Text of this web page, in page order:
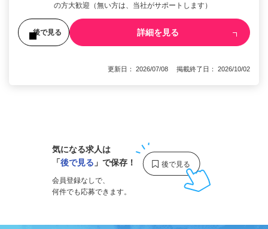
の方大歓迎（無い方は、当社がサポートします）
後で見る 詳細を見る
更新日： 2026/07/08 掲載終了日： 2026/10/02
気になる求人は
「後で見る 」で保存！
会員登録なしで、
何件でも応募できます。